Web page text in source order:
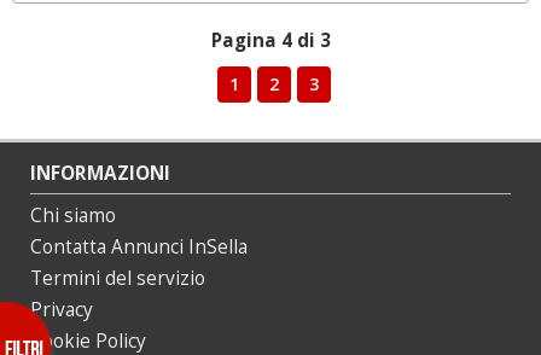
Pagina 4 di 3
1 2 3
INFORMAZIONI
Chi siamo
Contatta Annunci InSella
Termini del servizio
Privacy
Cookie Policy